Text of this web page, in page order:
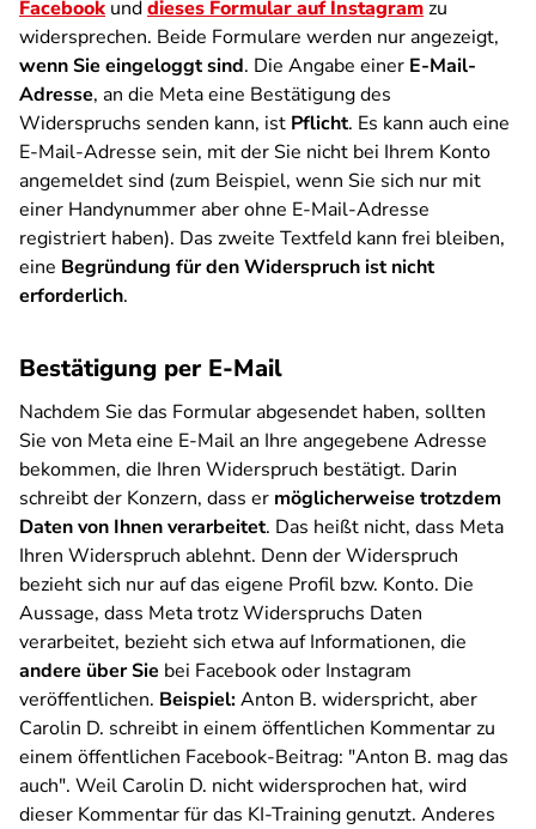
Facebook unddieses Formular auf Instagramzu
widersprechen. Beide Formulare werden nur angezeigt,
wenn Sie eingeloggt sind. Die Angabe einer E-Mail-
Adresse, an die Meta eine Bestätigung des
Widerspruchs senden kann, ist Pflicht. Es kann auch eine
E-Mail-Adresse sein, mit der Sie nicht bei Ihrem Konto
angemeldet sind (zum Beispiel, wenn Sie sich nur mit
einer Handynummer aber ohne E-Mail-Adresse
registriert haben). Das zweite Textfeld kann frei bleiben,
eine Begründung für den Widerspruch ist nicht
erforderlich.
Bestätigung per E-Mail
Nachdem Sie das Formular abgesendet haben, sollten
Sie von Meta eine E-Mail an Ihre angegebene Adresse
bekommen, die Ihren Widerspruch bestätigt. Darin
schreibt der Konzern, dass er möglicherweise trotzdem
Daten von Ihnen verarbeitet. Das heißt nicht, dass Meta
Ihren Widerspruch ablehnt. Denn der Widerspruch
bezieht sich nur auf das eigene Profil bzw. Konto. Die
Aussage, dass Meta trotz Widerspruchs Daten
verarbeitet, bezieht sich etwa auf Informationen, die
andere über Sie bei Facebook oder Instagram
veröffentlichen. Beispiel:Anton B. widerspricht, aber
Carolin D. schreibt in einem öffentlichen Kommentar zu
einem öffentlichen Facebook-Beitrag: "Anton B. mag das
auch". Weil Carolin D. nicht widersprochen hat, wird
dieser Kommentar für das KI-Training genutzt. Anderes